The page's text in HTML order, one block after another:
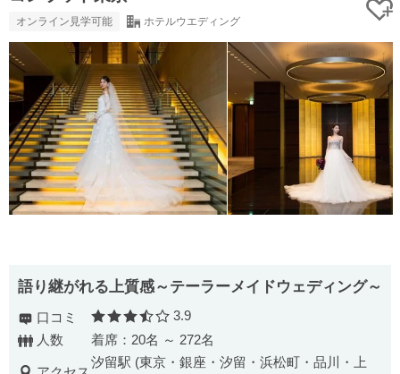
オンライン見学可能 ホテルウエディング
語り継がれる上質感～テーラーメイドウェディング～
口コミ 口コミ評価
3.9
人数
着席：20名 ～ 272名
汐留駅 (東京・銀座・汐留・浜松町・品川・上